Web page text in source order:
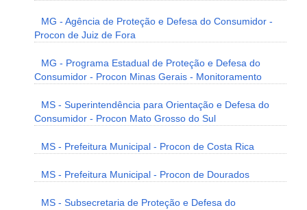
MG - Agência de Proteção e Defesa do Consumidor -
Procon de Juiz de Fora
MG - Programa Estadual de Proteção e Defesa do
Consumidor - Procon Minas Gerais - Monitoramento
MS - Superintendência para Orientação e Defesa do
Consumidor - Procon Mato Grosso do Sul
MS - Prefeitura Municipal - Procon de Costa Rica
MS - Prefeitura Municipal - Procon de Dourados
MS - Subsecretaria de Proteção e Defesa do